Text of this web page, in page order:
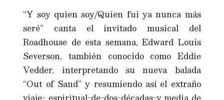
“Y soy quien soy/Quien fui ya nunca más
seré” canta el invitado musical del
Roadhouse de esta semana, Edward Louis
Severson, también conocido como Eddie
Vedder, interpretando su nueva balada
“Out of Sand” y resumiendo así el extraño